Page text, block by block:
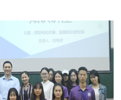
工党员参加会议。会议由教工
）》。袁翠珍就十九大对党章
括把习近平新时代中国特色社
义、毛泽东思想、邓小平理
学发展观一道确立为党的指导